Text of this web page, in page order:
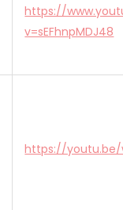
https://
v=sEFhnpMDJ48
https://youtu.be/